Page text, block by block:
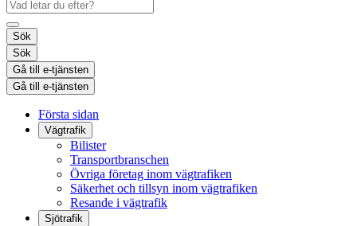
Sök
Sök
Gå till e-tjänsten
Gå till e-tjänsten
Första sidan
Vägtrafik
Bilister
Transportbranschen
Övriga företag inom vägtrafiken
Säkerhet och tillsyn inom vägtrafiken
Resande i vägtrafik
Sjötrafik